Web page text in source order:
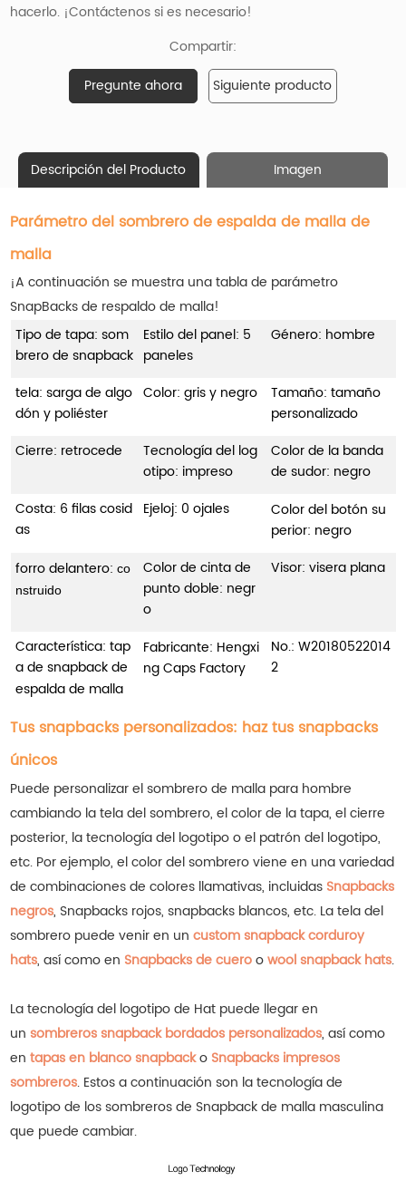
hacerlo. ¡Contáctenos si es necesario!
Compartir:
Pregunte ahora
Siguiente producto
Descripción del Producto Imagen
Parámetro del sombrero de espalda de malla de
malla
¡A continuación se muestra una tabla de parámetro
SnapBacks de respaldo de malla!
Tipo de tapa: som
brero de snapback
Estilo del panel: 5
paneles
Género: hombre
tela: sarga de algo
dón y poliéster
Color: gris y negro
Tamaño: tamaño
personalizado
Cierre: retrocede
Tecnología del log
otipo: impreso
Color de la banda
de sudor: negro
Costa: 6 filas cosid
as
Ejeloj: 0 ojales
Color del botón su
perior: negro
forro delantero: co
nstruido
Color de cinta de
punto doble: negr
o
Visor: visera plana
Característica: tap
a de snapback de
espalda de malla
Fabricante: Hengxi
ng Caps Factory
No.: W20180522014
2
Tus snapbacks personalizados: haz tus snapbacks
únicos
Puede personalizar el sombrero de malla para hombre
cambiando la tela del sombrero, el color de la tapa, el cierre
posterior, la tecnología del logotipo o el patrón del logotipo,
etc. Por ejemplo, el color del sombrero viene en una variedad
de combinaciones de colores llamativas, incluidas Snapbacks
negros, Snapbacks rojos, snapbacks blancos, etc. La tela del
sombrero puede venir en uncustom snapback corduroy
hats, así como en Snapbacks de cueroowool snapback hats.
La tecnología del logotipo de Hat puede llegar en
un sombreros snapback bordados personalizados, así como
entapas en blanco snapbacko Snapbacks impresos
sombreros. Estos a continuación son la tecnología de
logotipo de los sombreros de Snapback de malla masculina
que puede cambiar.